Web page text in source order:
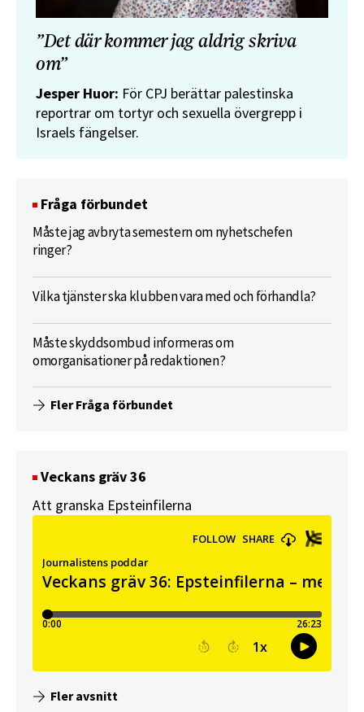
”Det där kommer jag aldrig skriva
om”
Jesper Huor: För CPJ berättar palestinska
reportrar om tortyr och sexuella övergrepp i
Israels fängelser.
Fråga förbundet
Måste jag avbryta semestern om nyhetschefen
ringer?
Vilka tjänster ska klubben vara med och förhandla?
Måste skyddsombud informeras om
omorganisationer på redaktionen?
Fler Fråga förbundet
Veckans gräv 36
Att granska Epsteinfilerna
Fler avsnitt